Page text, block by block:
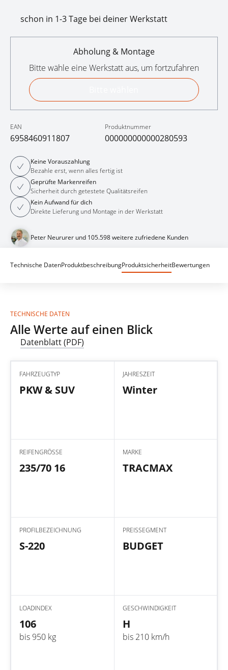
schon in 1-3 Tage bei deiner Werkstatt
Abholung & Montage
Bitte wähle eine Werkstatt aus, um fortzufahren
EAN
6958460911807
Produktnummer
000000000000280593
Keine Vorauszahlung
Bezahle erst, wenn alles fertig ist
Geprüfte Markenreifen
Sicherheit durch getestete Qualitätsreifen
Kein Aufwand für dich
Direkte Lieferung und Montage in der Werkstatt
Peter Neururer und 105.598 weitere zufriedene Kunden
Technische DatenProduktbeschreibungProduktsicherheitBewertungen
TECHNISCHE DATEN
Alle Werte auf einen Blick
Datenblatt (PDF)
FAHRZEUGTYP
PKW & SUV
JAHRESZEIT
Winter
REIFENGRÖSSE
235/70 16
MARKE
TRACMAX
PROFILBEZEICHNUNG
S-220
PREISSEGMENT
BUDGET
LOADINDEX
106
bis 950 kg
GESCHWINDIGKEIT
H
bis 210 km/h